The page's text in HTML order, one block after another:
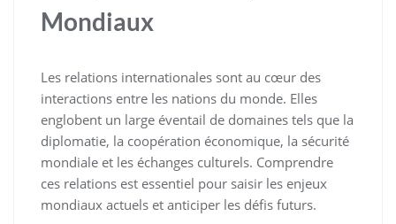
Mondiaux
Les relations internationales sont au cœur des
interactions entre les nations du monde. Elles
englobent un large éventail de domaines tels que la
diplomatie, la coopération économique, la sécurité
mondiale et les échanges culturels. Comprendre
ces relations est essentiel pour saisir les enjeux
mondiaux actuels et anticiper les défis futurs.